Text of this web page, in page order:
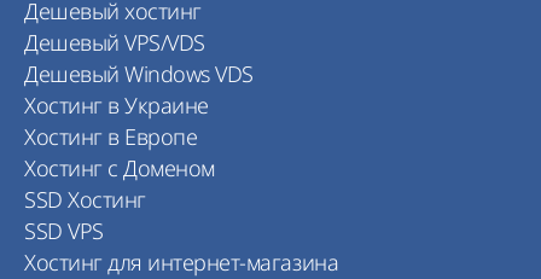
Дешевый хостинг
Дешевый VPS/VDS
Дешевый Windows VDS
Хостинг в Украине
Хостинг в Европе
Хостинг с Доменом
SSD Хостинг
SSD VPS
Хостинг для интернет-магазина